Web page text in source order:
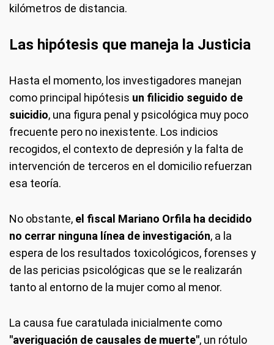
kilómetros de distancia.
Las hipótesis que maneja la Justicia
Hasta el momento, los investigadores manejan
como principal hipótesis un filicidio seguido de
suicidio, una figura penal y psicológica muy poco
frecuente pero no inexistente. Los indicios
recogidos, el contexto de depresión y la falta de
intervención de terceros en el domicilio refuerzan
esa teoría.
No obstante, el fiscal Mariano Orfila ha decidido
no cerrar ninguna línea de investigación, a la
espera de los resultados toxicológicos, forenses y
de las pericias psicológicas que se le realizarán
tanto al entorno de la mujer como al menor.
La causa fue caratulada inicialmente como
"averiguación de causales de muerte", un rótulo